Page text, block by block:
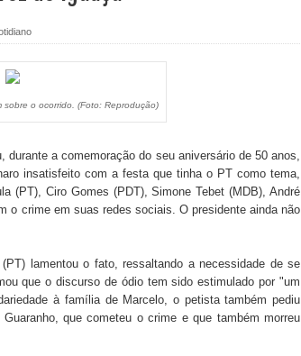
de Sapé em 2026
e deve atrair grande público
e CRAS de Sapé
em Brasília
em Guarabira
de Denise Ribeiro à
sobre o ocorrido. (Foto: Reprodução)
a comemoração do seu aniversário de 50 anos,
insatisfeito com a festa que tinha o PT como tema,
(PT), Ciro Gomes (PDT), Simone Tebet (MDB), André
o crime em suas redes sociais. O presidente ainda não
lamentou o fato, ressaltando a necessidade de se
que o discurso de ódio tem sido estimulado por "um
à família de Marcelo, o petista também pediu
que cometeu o crime e que também morreu